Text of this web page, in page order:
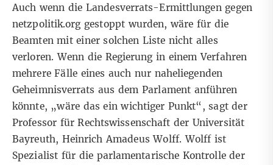
Auch wenn die Landesverrats-Ermittlungen gegen
netzpolitik.org gestoppt wurden, wäre für die
Beamten mit einer solchen Liste nicht alles
verloren. Wenn die Regierung in einem Verfahren
mehrere Fälle eines auch nur naheliegenden
Geheimnisverrats aus dem Parlament anführen
könnte, „wäre das ein wichtiger Punkt“, sagt der
Professor für Rechtswissenschaft der Universität
Bayreuth, Heinrich Amadeus Wolff. Wolff ist
Spezialist für die parlamentarische Kontrolle der